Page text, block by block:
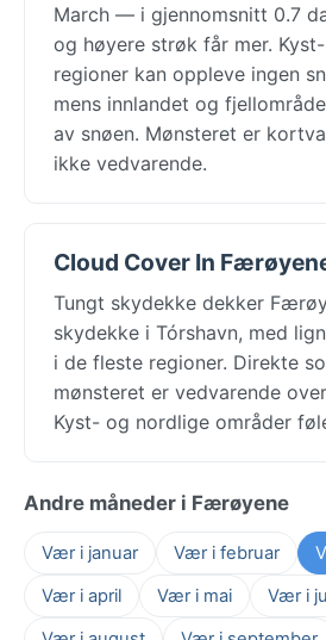
March — i gjennomsnitt 0.7
og høyere strøk får mer.
regioner kan oppleve ingen
mens innlandet og
av snøen. Mønsteret er
ikke vedvarende.
Cloud Cover In
Tungt skydekke dekker
skydekke i Tórshavn, med
i de fleste regioner. Direkte
mønsteret er vedvarende
Kyst- og nordlige områder
Andre måneder i Færøyene
Vær i januar Vær i februar
Vær i april
Vær i mai Vær i